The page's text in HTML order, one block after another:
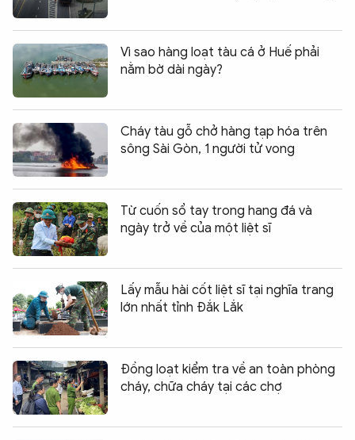
Vì sao hàng loạt tàu cá ở Huế phải
nằm bờ dài ngày?
Cháy tàu gỗ chở hàng tạp hóa trên
sông Sài Gòn, 1 người tử vong
Từ cuốn sổ tay trong hang đá và
ngày trở về của một liệt sĩ
Lấy mẫu hài cốt liệt sĩ tại nghĩa trang
lớn nhất tỉnh Đắk Lắk
Đồng loạt kiểm tra về an toàn phòng
cháy, chữa cháy tại các chợ